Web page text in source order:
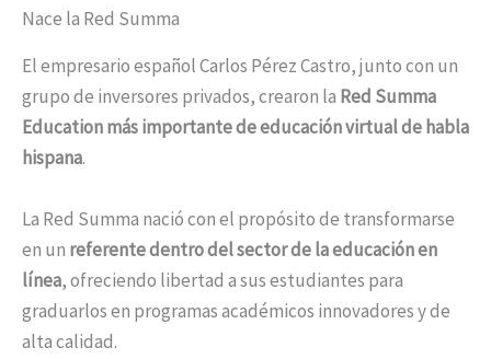
Nace la Red Summa
El empresario español Carlos Pérez Castro, junto con un
grupo de inversores privados, crearon la Red Summa
Education más importante de educación virtual de habla
hispana.
La Red Summa nació con el propósito de transformarse
en un referente dentro del sector de la educación en
línea, ofreciendo libertad a sus estudiantes para
graduarlos en programas académicos innovadores y de
alta calidad.